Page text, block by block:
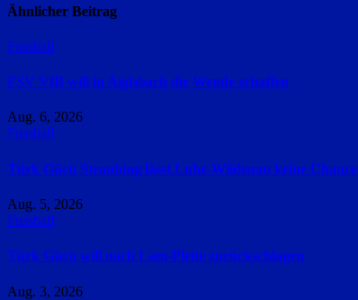
Ähnlicher Beitrag
Fussball
FSV VfB will in Aiglsbach die Wende schaffen
Aug. 6, 2026
Fussball
Türk Gücü Straubing lässt Luhe-Wildenau keine Chance
Aug. 5, 2026
Fussball
Türk Gücü will nach Lam-Pleite zurückschlagen
Aug. 3, 2026